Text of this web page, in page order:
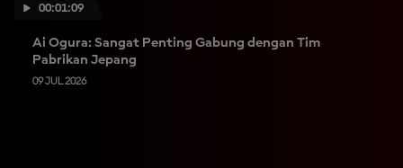
00:01:09
Ai Ogura: Sangat Penting Gabung dengan Tim
Pabrikan Jepang
09 JUL 2026